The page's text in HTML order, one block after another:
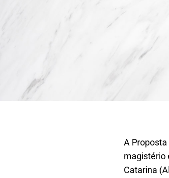
A
magistério
Catarina